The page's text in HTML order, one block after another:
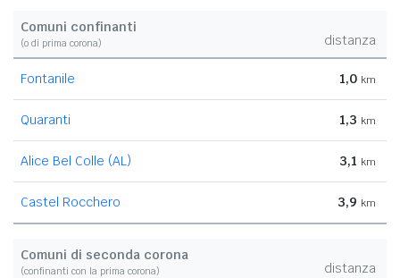
Comuni confinanti
(o di prima corona) distanza
Fontanile 1,0 km
Quaranti 1,3 km
Alice Bel Colle (AL) 3,1 km
Castel Rocchero 3,9 km
Comuni di seconda corona
(confinanti con la prima corona) distanza